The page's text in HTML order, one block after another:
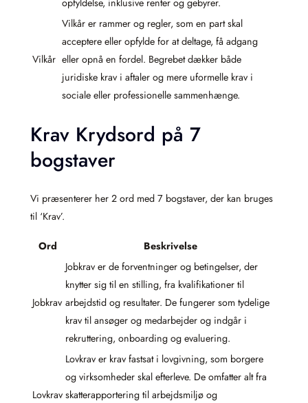
Vilkår
Vilkår er rammer og regler, som en part skal
acceptere eller opfylde for at deltage, få adgang
eller opnå en fordel. Begrebet dækker både
juridiske krav i aftaler og mere uformelle krav i
sociale eller professionelle sammenhænge.
Krav Krydsord på 7
bogstaver
Vi præsenterer her 2 ord med 7 bogstaver, der kan bruges
til ‘Krav’.
Ord Beskrivelse
Jobkrav
Jobkrav er de forventninger og betingelser, der
knytter sig til en stilling, fra kvalifikationer til
arbejdstid og resultater. De fungerer som tydelige
krav til ansøger og medarbejder og indgår i
rekruttering, onboarding og evaluering.
Lovkrav
Lovkrav er krav fastsat i lovgivning, som borgere
og virksomheder skal efterleve. De omfatter alt fra
skatterapportering til arbejdsmiljø og